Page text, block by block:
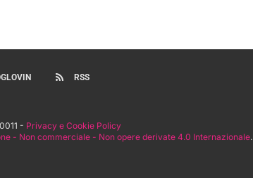
RSS
- Privacy e Cookie Policy
- Non commerciale - Non opere derivate 4.0 Internazionale.